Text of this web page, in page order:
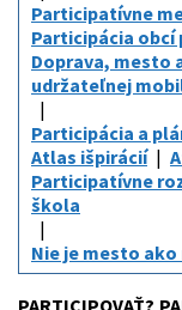
Participatívne
Participácia
Doprava, mesto
udržateľnej
Participácia a
Atlas išpirácií
Participatívne
škola
Nie je mesto